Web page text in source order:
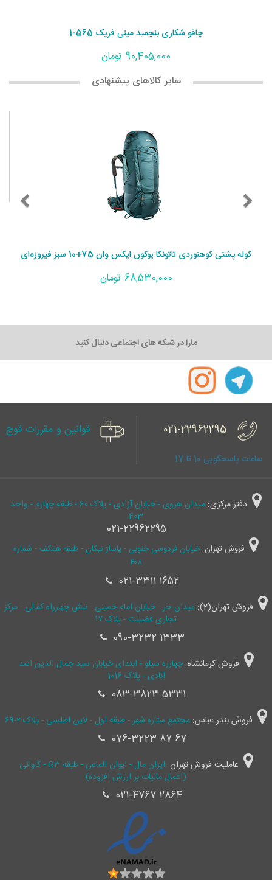
چاقو شکاری بنچمید مینی فریک 565-1
90,405,000 تومان
سایر کالاهای پیشنهادی
کوله پشتی کوهنوردی تاتونکا یوکون ایکس وان 75+10 سبز فیروزه‌ای
68,530,000 تومان
مارا در شبکه های اجتماعی دنبال کنید
021-22962295
ساعات پاسخگویی 10 تا 17
قوانین و مقررات قوچ
دفتر مرکزی:
میدان هروی - خیابان آزادی - پلاک 60 - طبقه چهارم - واحد
403
021-22962295
فروش تهران: خیابان فردوسی جنوبی - پاساژ نیکان - طبقه همکف - شماره
۴۰۸
021-3311 1652
فروش تهران(2):
میدان حر - خیابان امام خمینی - نبش چهارراه کمالی - مرکز
تجاری فضیلت - پلاک ۱۷
090-3232 1333
فروش کرمانشاه:چهارره سیلو - ابتدای خیابان سید جمال ‌الدین اسد
آبادی - پلاک 1016
083-3823 5331
فروش بندر عباس: مجتمع ستاره شهر - طبقه اول - لاین اطلسی - پلاک 2-69
076-3223 87 67
عاملیت فروش تهران:
ایران مال - ایوان الماس - طبقه G3 - کاوانی
(اعمال مالیات بر ارزش افزوده)
021-4767 2864